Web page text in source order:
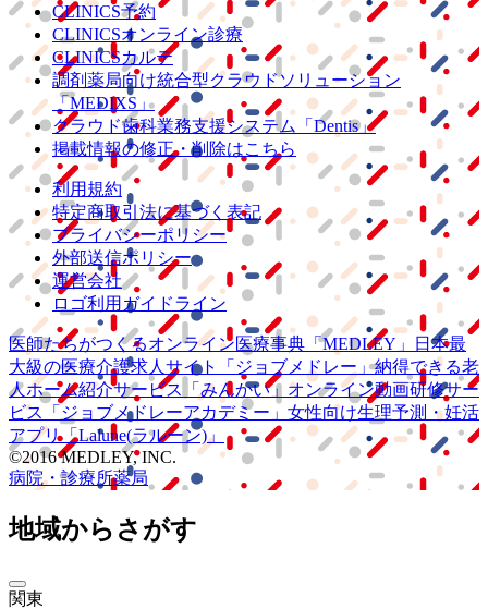
CLINICS予約
CLINICSオンライン診療
CLINICSカルテ
調剤薬局向け統合型クラウドソリューション
「MEDIXS」
クラウド歯科業務支援システム
「Dentis」
掲載情報の修正・削除はこちら
利用規約
特定商取引法に基づく表記
プライバシーポリシー
外部送信ポリシー
運営会社
ロゴ利用ガイドライン
医師たちがつくるオンライン医療事典 「MEDLEY」
日本最
大級の医療介護求人サイト 「ジョブメドレー」納得できる老
人ホーム紹介サービス
「みんかい」 オンライン動画研修サー
ビス
「ジョブメドレーアカデミー」 女性向け生理予測・妊活
アプリ「Lalune(ラルーン)」
©2016 MEDLEY, INC.
病院・診療所薬局
地域からさがす
関東